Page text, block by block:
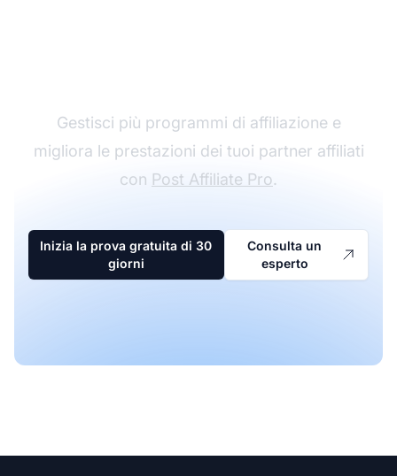
Gestisci più programmi di affiliazione e
migliora le prestazioni dei tuoi partner affiliati
con Post Affiliate Pro.
Inizia la prova gratuita di 30
giorni
Consulta un
esperto